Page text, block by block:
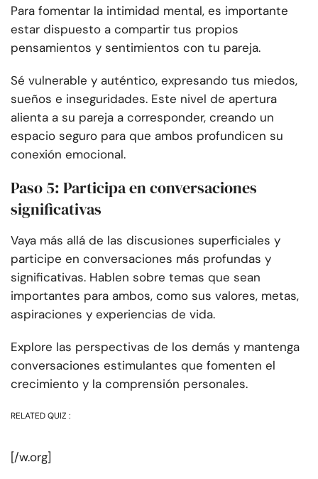
Para fomentar la intimidad mental, es importante
estar dispuesto a compartir tus propios
pensamientos y sentimientos con tu pareja.
Sé vulnerable y auténtico, expresando tus miedos,
sueños e inseguridades. Este nivel de apertura
alienta a su pareja a corresponder, creando un
espacio seguro para que ambos profundicen su
conexión emocional.
Paso 5: Participa en conversaciones
significativas
Vaya más allá de las discusiones superficiales y
participe en conversaciones más profundas y
significativas. Hablen sobre temas que sean
importantes para ambos, como sus valores, metas,
aspiraciones y experiencias de vida.
Explore las perspectivas de los demás y mantenga
conversaciones estimulantes que fomenten el
crecimiento y la comprensión personales.
RELATED QUIZ :
[/w.org]